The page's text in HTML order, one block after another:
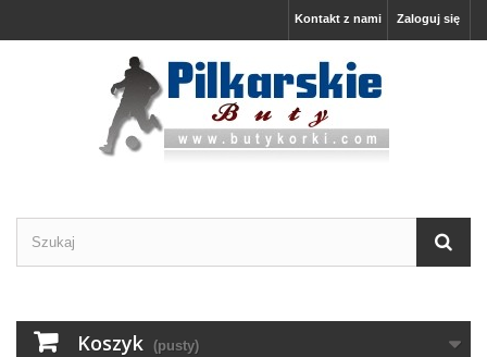
Zaloguj się
Kontakt z nami
Koszyk (pusty)